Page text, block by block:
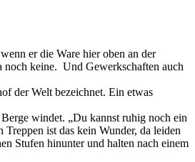
er die Ware hier oben an der
noch keine. Und Gewerkschaften auch
der Welt bezeichnet. Ein etwas
windet. „Du kannst ruhig noch ein
ist das kein Wunder, da leiden
Stufen hinunter und halten nach einem